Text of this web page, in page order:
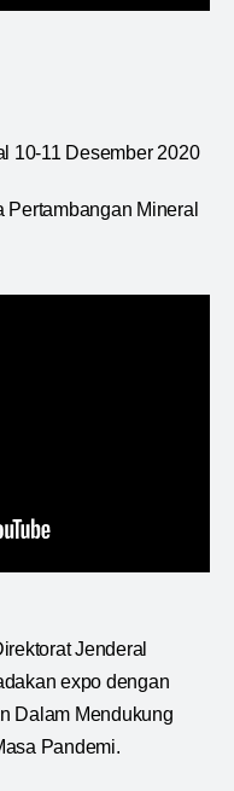
10-11 Desember 2020
Pertambangan Mineral
Jenderal
expo dengan
Dalam Mendukung
Pandemi.